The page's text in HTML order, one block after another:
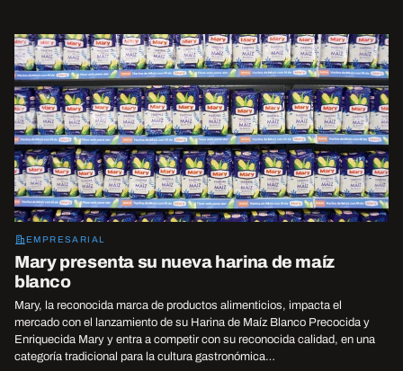
EMPRESARIAL
Mary presenta su nueva harina de maíz
blanco
Mary, la reconocida marca de productos alimenticios, impacta el
mercado con el lanzamiento de su Harina de Maíz Blanco Precocida y
Enriquecida Mary y entra a competir con su reconocida calidad, en una
categoría tradicional para la cultura gastronómica…